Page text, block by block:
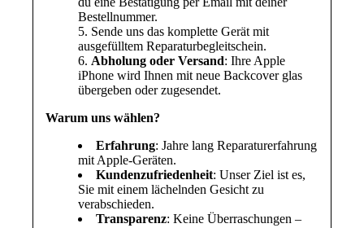
Bestellnummer.
Sende uns das komplette Gerät mit
ausgefülltem Reparaturbegleitschein.
Abholung oder Versand: Ihre Apple
iPhone wird Ihnen mit neue Backcover glas
übergeben oder zugesendet.
Warum uns wählen?
Erfahrung: Jahre lang Reparaturerfahrung
mit Apple-Geräten.
Kundenzufriedenheit: Unser Ziel ist es,
Sie mit einem lächelnden Gesicht zu
verabschieden.
Transparenz: Keine Überraschungen –